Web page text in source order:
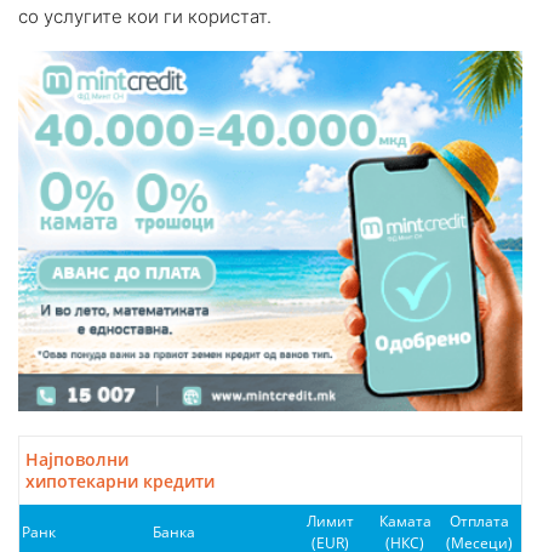
со услугите кои ги користат.